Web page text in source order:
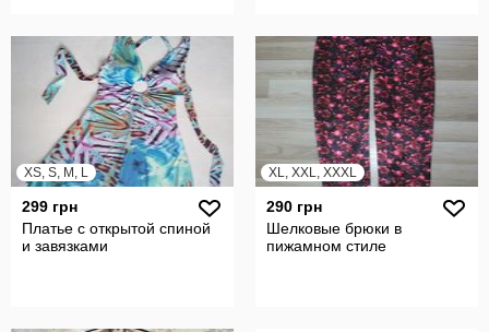
XS, S, M, L
299 грн
Платье с открытой спиной
и завязками
XL, XXL, XXXL
290 грн
Шелковые брюки в
пижамном стиле